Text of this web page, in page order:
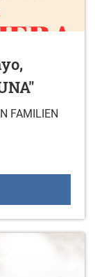
FAMILIEN
El 14 de